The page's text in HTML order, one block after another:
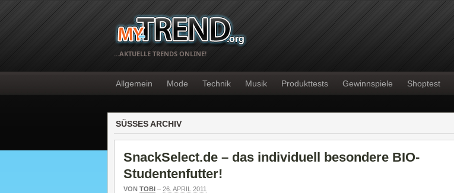
…AKTUELLE TRENDS ONLINE!
Allgemein Mode Technik Musik Produkttests Gewinnspiele Shoptest
SÜSSES ARCHIV
SnackSelect.de – das individuell besondere BIO-
Studentenfutter!
VON TOBI – 26. APRIL 2011